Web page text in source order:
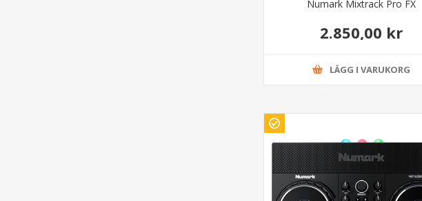
Numark Mixtrack Pro FX
2.850,00 kr
LÄGG I VARUKORG